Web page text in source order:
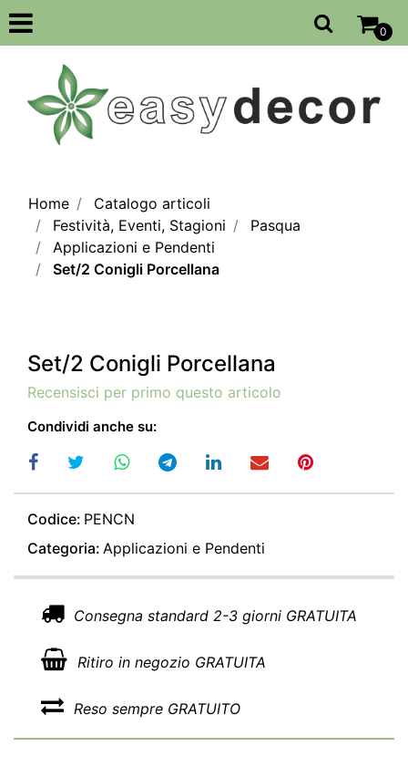
Open
0
Home
Catalogo articoli
Festività, Eventi, Stagioni
Pasqua
Applicazioni e Pendenti
Set/2 Conigli Porcellana
Set/2 Conigli Porcellana
Recensisci per primo questo articolo
Condividi anche su:
Codice: PENCN
Categoria: Applicazioni e Pendenti
Consegna standard 2-3 giorni GRATUITA
Ritiro in negozio GRATUITA
Reso sempre GRATUITO